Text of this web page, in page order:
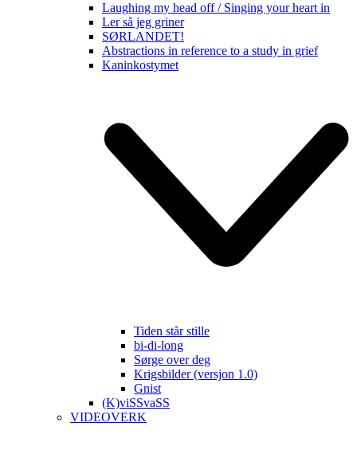
Laughing my head off / Singing your heart in
Ler så jeg griner
SØRLANDET!
Abstractions in reference to a study in grief
Kaninkostymet
Tiden står stille
bi-di-long
Sørge over deg
Krigsbilder (versjon 1.0)
Gnist
(K)viSSvaSS
VIDEOVERK